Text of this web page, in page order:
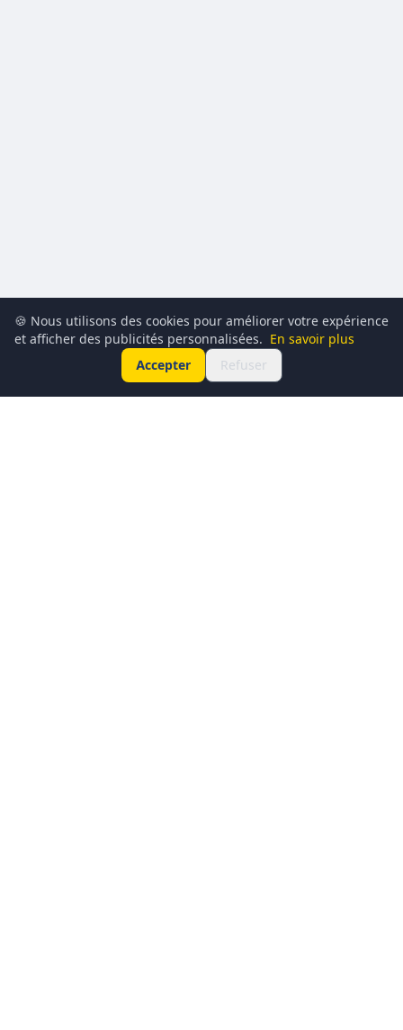
🍪 Nous utilisons des cookies pour améliorer votre expérience
et afficher des publicités personnalisées. En savoir plus
Accepter
Refuser